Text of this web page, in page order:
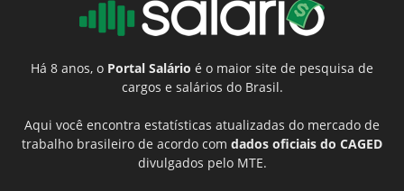
Há 8 anos, o Portal Salário é o maior site de pesquisa de
cargos e salários do Brasil.
Aqui você encontra estatísticas atualizadas do mercado de
trabalho brasileiro de acordo com dados oficiais do CAGED
divulgados pelo MTE.